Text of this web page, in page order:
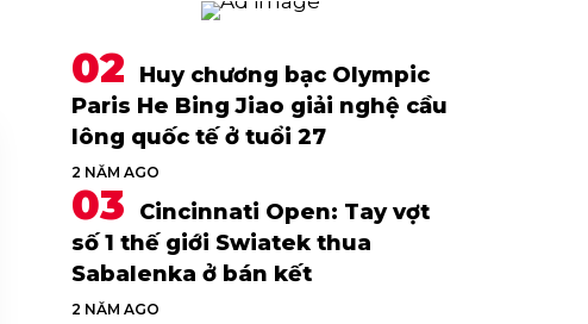
Huy chương bạc Olympic
Paris He Bing Jiao giải nghệ cầu
lông quốc tế ở tuổi 27
2 NĂM AGO
Cincinnati Open: Tay vợt
số 1 thế giới Swiatek thua
Sabalenka ở bán kết
2 NĂM AGO